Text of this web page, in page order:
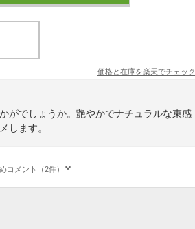
価格と在庫を楽天でチェック
がでしょうか。艶やかでナチュラルな束感
します。
コメント（2件）